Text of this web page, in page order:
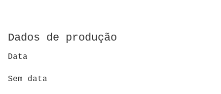
Dados de produção
Data
Sem data